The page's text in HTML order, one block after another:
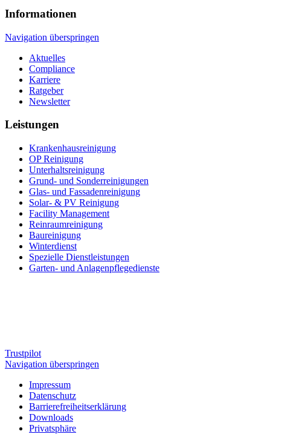
Informationen
Navigation überspringen
Aktuelles
Compliance
Karriere
Ratgeber
Newsletter
Leistungen
Krankenhaus­reinigung
OP Reinigung
Unterhalts­reinigung
Grund- und Sonderreinigungen
Glas- und Fassadenreinigung
Solar- & PV Reinigung
Facility Management
Reinraumreinigung
Baureinigung
Winterdienst
Spezielle Dienstleistungen
Garten- und Anlagenpflegedienste
Trustpilot
Navigation überspringen
Impressum
Datenschutz
Barrierefreiheitserklärung
Downloads
Privatsphäre